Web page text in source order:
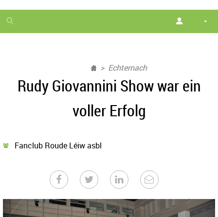
1
month
Echternach
Rudy Giovannini Show war ein
voller Erfolg
Fanclub Roude Léiw asbl